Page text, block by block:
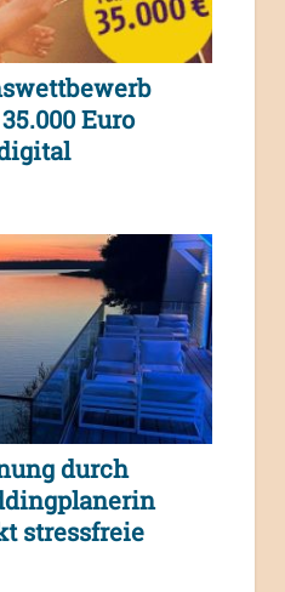
Euro
durch
stressfreie